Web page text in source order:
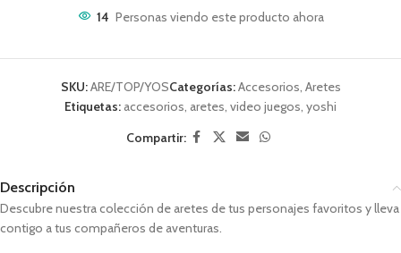
14 Personas viendo este producto ahora
SKU:ARE/TOP/YOSCategorías:Accesorios, Aretes
Etiquetas: accesorios, aretes, video juegos, yoshi
Compartir:
Descripción
Descubre nuestra colección de aretes de tus personajes favoritos y lleva
contigo a tus compañeros de aventuras.